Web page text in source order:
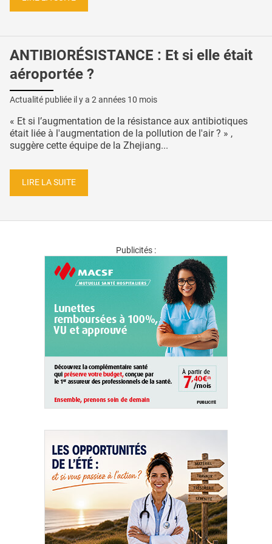
ANTIBIORÉSISTANCE : Et si elle était
aéroportée ?
Actualité publiée il y a 2 années 10 mois
« Et si l’augmentation de la résistance aux antibiotiques
était liée à l'augmentation de la pollution de l'air ? » ,
suggère cette équipe de la Zhejiang...
LIRE LA SUITE
Publicités :